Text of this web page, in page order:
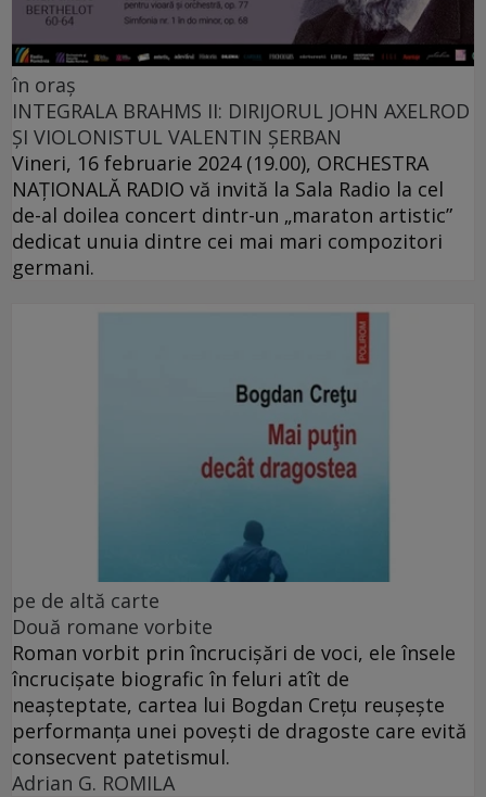
în oraș
INTEGRALA BRAHMS II: DIRIJORUL JOHN AXELROD
ȘI VIOLONISTUL VALENTIN ȘERBAN
Vineri, 16 februarie 2024 (19.00), ORCHESTRA
NAŢIONALĂ RADIO vă invită la Sala Radio la cel
de-al doilea concert dintr-un „maraton artistic”
dedicat unuia dintre cei mai mari compozitori
germani.
pe de altă carte
Două romane vorbite
Roman vorbit prin încrucișări de voci, ele însele
încrucișate biografic în feluri atît de
neașteptate, cartea lui Bogdan Crețu reușește
performanța unei povești de dragoste care evită
consecvent patetismul.
Adrian G. ROMILA